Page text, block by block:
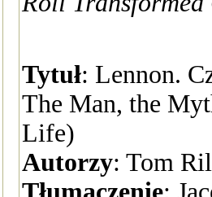
Tytuł: Lennon.
The Man, the
Life)
Autorzy: Tom